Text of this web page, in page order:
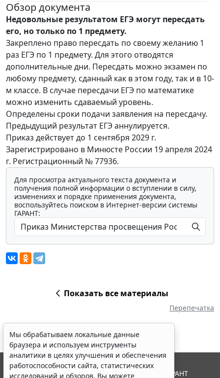
Обзор документа
Недовольные результатом ЕГЭ могут пересдать
его, но только по 1 предмету.
Закреплено право пересдать по своему желанию 1
раз ЕГЭ по 1 предмету. Для этого отводятся
дополнительные дни. Пересдать можно экзамен по
любому предмету, сданный как в этом году, так и в 10-
м классе. В случае пересдачи ЕГЭ по математике
можно изменить сдаваемый уровень.
Определены сроки подачи заявления на пересдачу.
Предыдущий результат ЕГЭ аннулируется.
Приказ действует до 1 сентября 2029 г.
Зарегистрировано в Минюсте России 19 апреля 2024
г. Регистрационный № 77936.
Для просмотра актуального текста документа и
получения полной информации о вступлении в силу,
изменениях и порядке применения документа,
воспользуйтесь поиском в Интернет-версии системы
ГАРАНТ:
Показать все материалы
Перепечатка
Мы обрабатываем локальные данные
браузера и используем инструменты
аналитики в целях улучшения и обеспечения
работоспособности сайта, статистических
исследований и обзоров. Вы можете
© ООО "НПП "ГАРАНТ-СЕРВИС", 2026. Система ГАРАНТ